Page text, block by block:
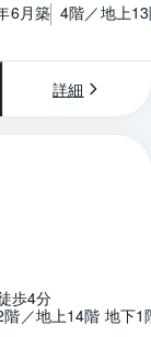
6月築 4階／地上
詳細
間取り
歩4分
階／地上14階 地下1